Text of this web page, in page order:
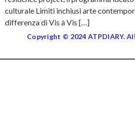
culturale Limiti inchiusi arte
differenza di Vis à Vis […]
Copyright © 2024 ATPDIARY.